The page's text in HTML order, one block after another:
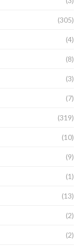
(305)
(4)
(8)
(3)
(7)
(319)
(10)
(9)
(1)
(13)
(2)
(2)